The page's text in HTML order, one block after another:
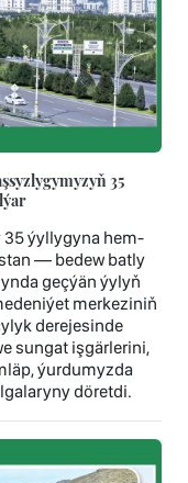
35
35 ýyllygyna hem-
— bedew batly
geçýän ýylyň
merkeziniň
derejesinde
sungat işgärlerini,
ýurdumyzda
döretdi.